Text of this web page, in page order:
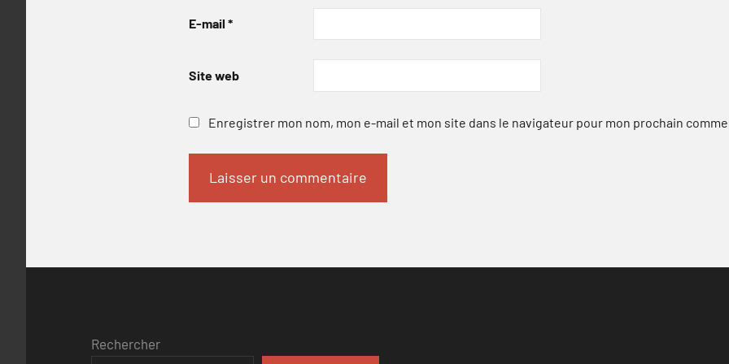
E-mail *
Site web
Enregistrer mon nom, mon e-mail et mon site dans le navigateur pour mon prochain
Rechercher